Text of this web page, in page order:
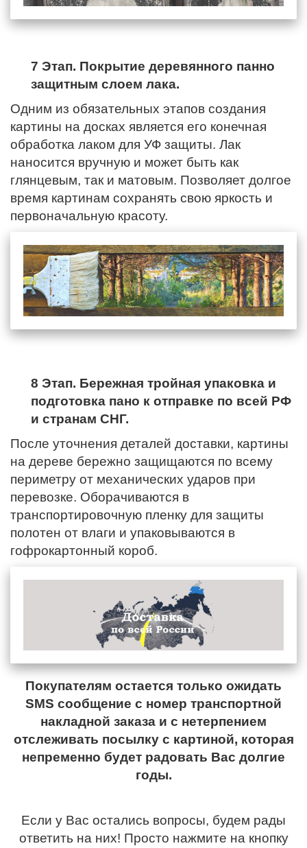
7 Этап. Покрытие деревянного панно
защитным слоем лака.
Одним из обязательных этапов создания
картины на досках является его конечная
обработка лаком для УФ защиты. Лак
наносится вручную и может быть как
глянцевым, так и матовым. Позволяет долгое
время картинам сохранять свою яркость и
первоначальную красоту.
8 Этап. Бережная тройная упаковка и
подготовка пано к отправке по всей РФ
и странам СНГ.
После уточнения деталей доставки, картины
на дереве бережно защищаются по всему
периметру от механических ударов при
перевозке. Оборачиваются в
транспортировочную пленку для защиты
полотен от влаги и упаковываются в
гофрокартонный короб.
Покупателям остается только ожидать
SMS сообщение с номер транспортной
накладной заказа и с нетерпением
отслеживать посылку с картиной, которая
непременно будет радовать Вас долгие
годы.
Если у Вас остались вопросы, будем рады
ответить на них! Просто нажмите на кнопку